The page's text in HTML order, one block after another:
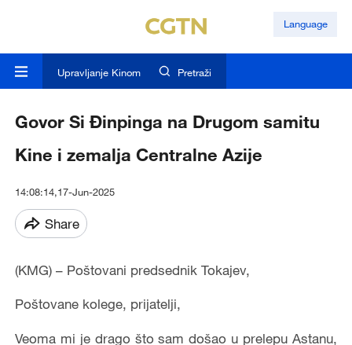
Language
Upravljanje Kinom Pretraži
Govor Si Đinpinga na Drugom samitu
Kine i zemalja Centralne Azije
14:08:14,17-Jun-2025
Share
(KMG) – Poštovani predsednik Tokajev,
Poštovane kolege, prijatelji,
Veoma mi je drago što sam došao u prelepu Astanu,